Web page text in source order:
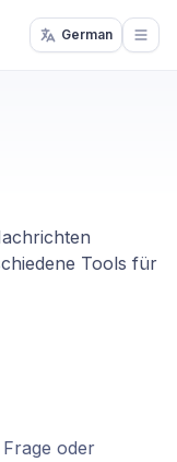
German
Tools für
oder